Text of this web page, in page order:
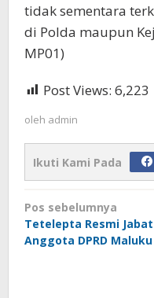
tidak sementara
di Polda maupun
MP01)
Post Views: 6,223
oleh admin
Ikuti Kami Pada
Navigasi
pos
Pos sebelumnya
Tetelepta Resmi Jabat
Anggota DPRD Maluku